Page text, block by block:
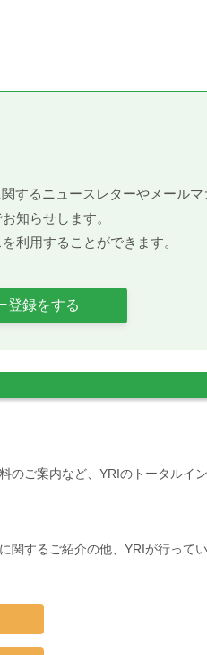
するニュースレターやメール
知らせします。
利用することができます。
登録をする
ご案内など、YRIのトータルイ
関するご紹介の他、YRIが行って